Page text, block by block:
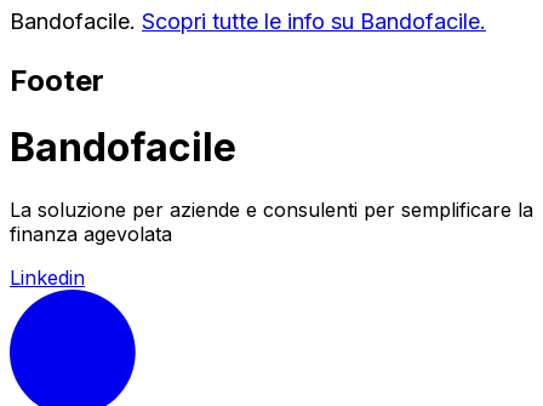
Bandofacile. Scopri tutte le info su Bandofacile.
Footer
Bandofacile
La soluzione per aziende e consulenti per semplificare la
finanza agevolata
Linkedin